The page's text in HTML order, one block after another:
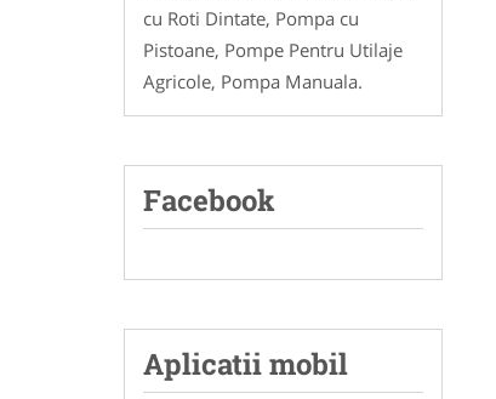
cu Roti Dintate, Pompa cu
Pistoane, Pompe Pentru Utilaje
Agricole, Pompa Manuala.
Facebook
Aplicatii mobil